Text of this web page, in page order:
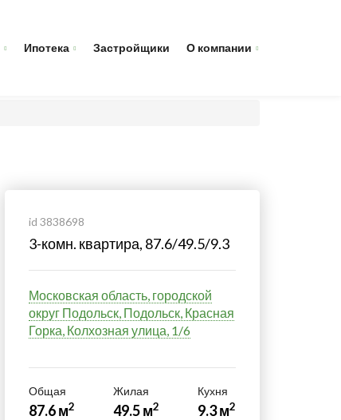
Ипотека Застройщики О компании
id 3838698
3-комн. квартира, 87.6/49.5/9.3
Московская область, городской
округ Подольск, Подольск, Красная
Горка, Колхозная улица, 1/6
Общая
87.6 м2
Жилая
49.5 м2
Кухня
9.3 м2